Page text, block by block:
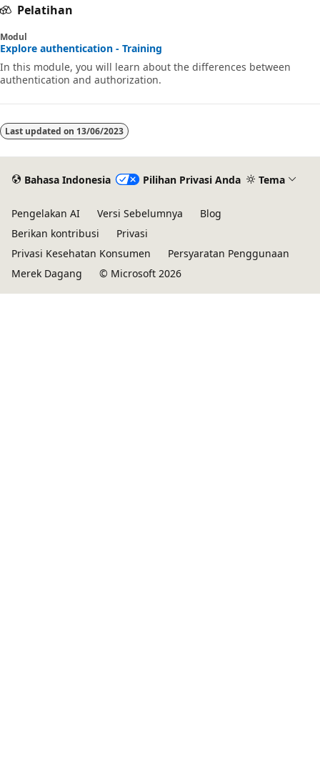
Pelatihan
Modul
Explore authentication - Training
In this module, you will learn about the differences between
authentication and authorization.
Last updated on 13/06/2023
Bahasa Indonesia Pilihan Privasi Anda Tema
Pengelakan AI Versi Sebelumnya
Blog
Berikan kontribusi
Privasi
Privasi Kesehatan Konsumen
Persyaratan Penggunaan
Merek Dagang
© Microsoft 2026